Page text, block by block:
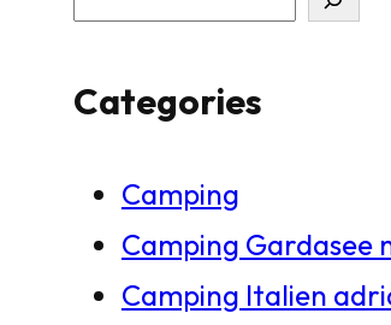
c
Categories
Camping
Camping Gardasee
Camping Italien